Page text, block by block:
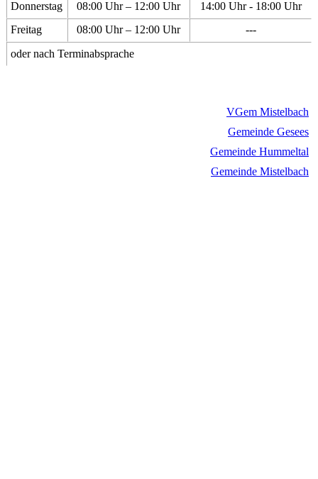
Donnerstag
08:00 Uhr – 12:00 Uhr
14:00 Uhr - 18:00 Uhr
Freitag
08:00 Uhr – 12:00 Uhr
---
oder nach Terminabsprache
VGem Mistelbach
Gemeinde Gesees
Gemeinde Hummeltal
Gemeinde Mistelbach